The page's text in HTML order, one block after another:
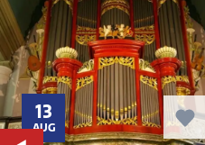
13
AUG